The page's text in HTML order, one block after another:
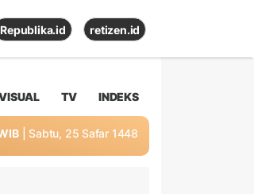
Republika.id retizen.id
TV INDEKS
| Sabtu, 25 Safar 1448